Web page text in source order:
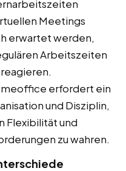
Meetings
erwartet werden,
Arbeitszeiten
erfordert ein
und Disziplin,
Flexibilität und
zu wahren.